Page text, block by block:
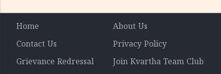
Home
About Us
Contact Us
Privacy Policy
Grievance Redressal
Join Kvartha Team Club